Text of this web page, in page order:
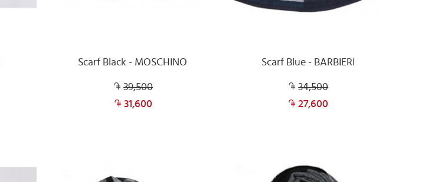
Scarf Black - MOSCHINO
39,500
31,600
Scarf Blue - BARBIERI
34,500
27,600